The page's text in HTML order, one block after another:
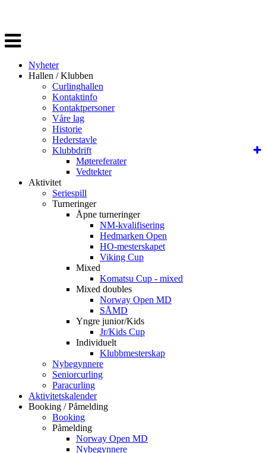
Veksle
navigasjon
Nyheter
Hallen / Klubben
Curlinghallen
Kontaktinfo
Kontaktpersoner
Våre lag
Historie
Hederstavle
Klubbdrift
Møtereferater
Vedtekter
Aktivitet
Seriespill
Turneringer
Åpne turneringer
NM-kvalifisering
Hedmarken Open
HO-mesterskapet
Viking Cup
Mixed
Komatsu Cup - mixed
Mixed doubles
Norway Open MD
SÅMD
Yngre junior/Kids
Jr/Kids Cup
Individuelt
Klubbmesterskap
Nybegynnere
Seniorcurling
Paracurling
Aktivitetskalender
Booking / Påmelding
Booking
Påmelding
Norway Open MD
Nybegynnere